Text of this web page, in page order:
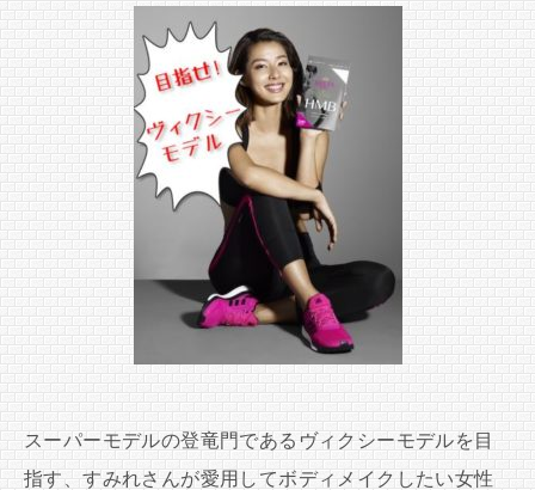
スーパーモデルの登竜門であるヴィクシーモデルを目
指す、すみれさんが愛用してボディメイクしたい女性